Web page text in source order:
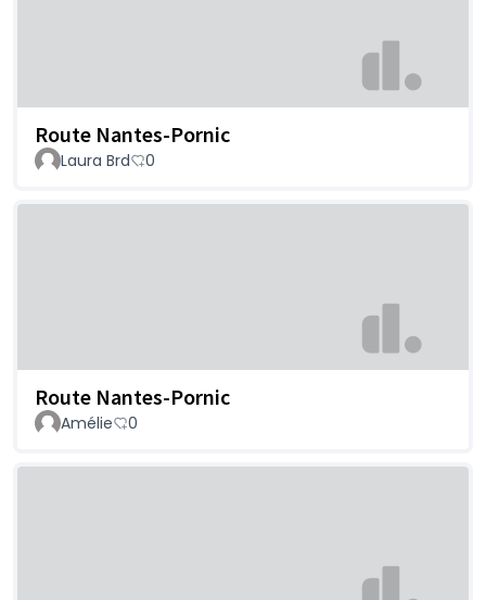
Route Nantes-Pornic
Laura Brd 0
Route Nantes-Pornic
Amélie 0